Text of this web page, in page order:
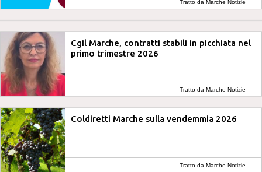
Tratto da Marche Notizie
Cgil Marche, contratti stabili in picchiata nel
primo trimestre 2026
Tratto da Marche Notizie
Coldiretti Marche sulla vendemmia 2026
Tratto da Marche Notizie